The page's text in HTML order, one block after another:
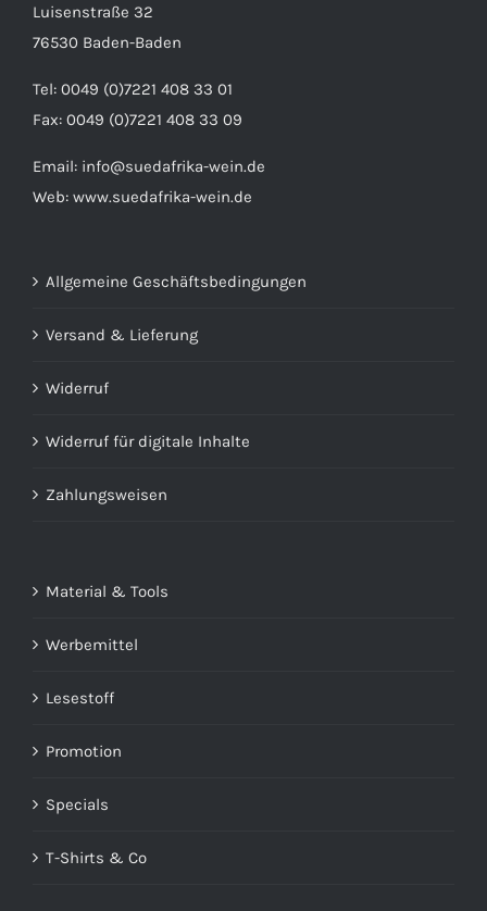
Luisenstraße 32
76530 Baden-Baden
Tel: 0049 (0)7221 408 33 01
Fax: 0049 (0)7221 408 33 09
Email: info@suedafrika-wein.de
Web: www.suedafrika-wein.de
Allgemeine Geschäftsbedingungen
Versand & Lieferung
Widerruf
Widerruf für digitale Inhalte
Zahlungsweisen
Material & Tools
Werbemittel
Lesestoff
Promotion
Specials
T-Shirts & Co